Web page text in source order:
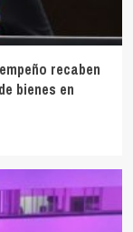
recaben
bienes en